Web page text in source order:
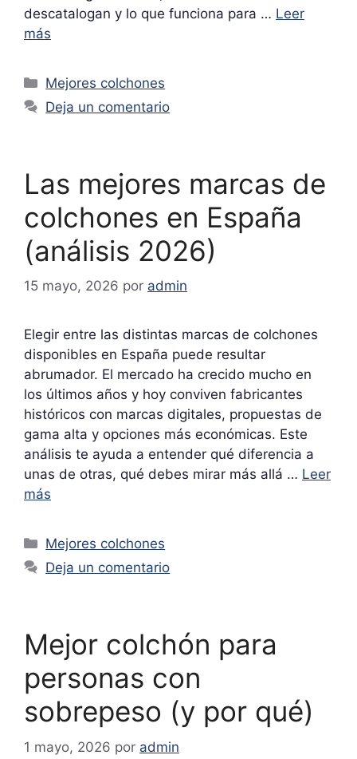
descatalogan y lo que funciona para … Leer
más
Categorías
Mejores colchones
Deja un comentario
Las mejores marcas de
colchones en España
(análisis 2026)
15 mayo, 2026 por admin
Elegir entre las distintas marcas de colchones
disponibles en España puede resultar
abrumador. El mercado ha crecido mucho en
los últimos años y hoy conviven fabricantes
históricos con marcas digitales, propuestas de
gama alta y opciones más económicas. Este
análisis te ayuda a entender qué diferencia a
unas de otras, qué debes mirar más allá … Leer
más
Categorías
Mejores colchones
Deja un comentario
Mejor colchón para
personas con
sobrepeso (y por qué)
1 mayo, 2026 por admin